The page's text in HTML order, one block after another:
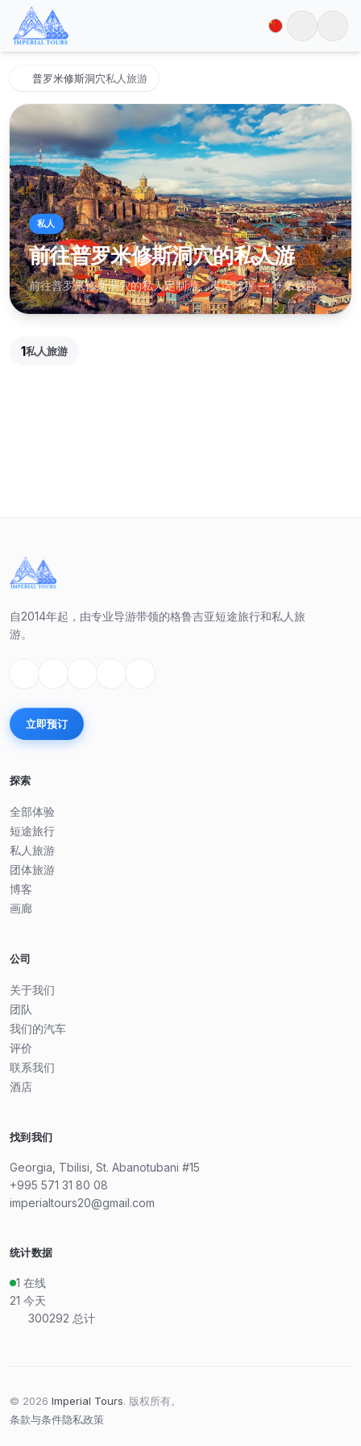
普罗米修斯洞穴私人旅游
私人
前往普罗米修斯洞穴的私人游
前往普罗米修斯洞穴的私人定制游。灵活行程 — 1+条线路。
1私人旅游
格鲁吉亚5日游：第比利斯＋卡兹别克＋卡赫季＋马
尔特维利峡谷
第比利斯, 姆茨赫塔 +7 ·从第比利斯出发 5 天 19
230$195.5
自2014年起，由专业导游带领的格鲁吉亚短途旅行和私人旅
游。
立即预订
探索
全部体验
短途旅行
私人旅游
团体旅游
博客
画廊
公司
关于我们
团队
我们的汽车
评价
联系我们
酒店
找到我们
Georgia, Tbilisi, St. Abanotubani #15
+995 571 31 80 08
imperialtours20@gmail.com
统计数据
1 在线
21 今天
300292 总计
© 2026 Imperial Tours. 版权所有。
条款与条件隐私政策